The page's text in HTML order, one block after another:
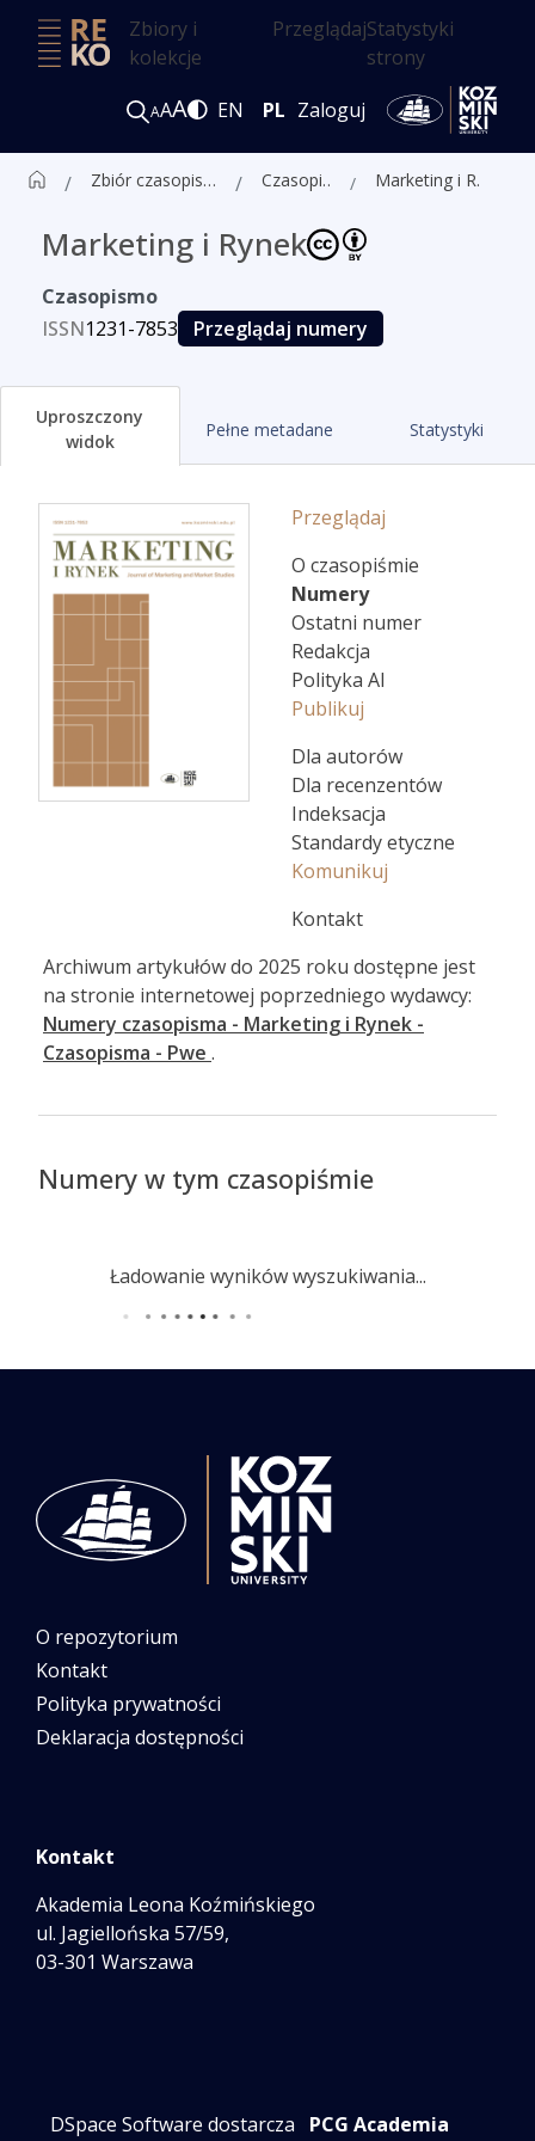
Zbiory i
kolekcje
PrzeglądajStatystyki
strony
AAA EN PL Zaloguj
Zbiór czasopism ALK Czasopisma Marketing i Rynek
Marketing i Rynek
Czasopismo
ISSN1231-7853 Przeglądaj numery
Uproszczony
widok
Pełne metadane Statystyki
Przeglądaj
O czasopiśmie
Numery
Ostatni numer
Redakcja
Polityka AI
Publikuj
Dla autorów
Dla recenzentów
Indeksacja
Standardy etyczne
Komunikuj
Kontakt
Archiwum artykułów do 2025 roku dostępne jest
na stronie internetowej poprzedniego wydawcy:
Numery czasopisma - Marketing i Rynek -
Czasopisma - Pwe .
Numery w tym czasopiśmie
Ładowanie wyników wyszukiwania...
O repozytorium
Kontakt
Polityka prywatności
Deklaracja dostępności
Kontakt
Akademia Leona Koźmińskiego
ul. Jagiellońska 57/59,
03-301 Warszawa
DSpace Software dostarcza PCG Academia